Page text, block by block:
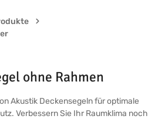
von 0 von 5 Sternen
ohne Rahmen
Akustik Deckensegeln für optimale
Verbessern Sie Ihr Raumklima noch